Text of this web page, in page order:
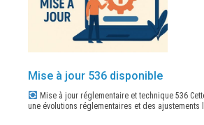
Mise à jour 536 disponible
Mise à jour réglementaire et technique 536
une évolutions réglementaires et des ajustements